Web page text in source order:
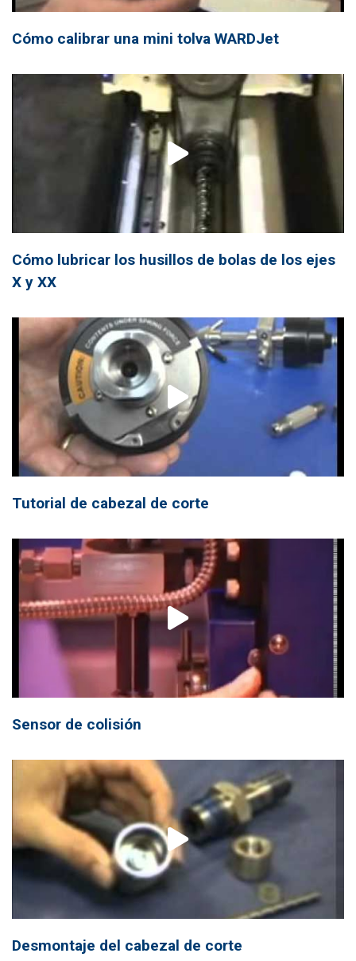
Cómo calibrar una mini tolva WARDJet
Cómo lubricar los husillos de bolas de los ejes
X y XX
Tutorial de cabezal de corte
Sensor de colisión
Desmontaje del cabezal de corte